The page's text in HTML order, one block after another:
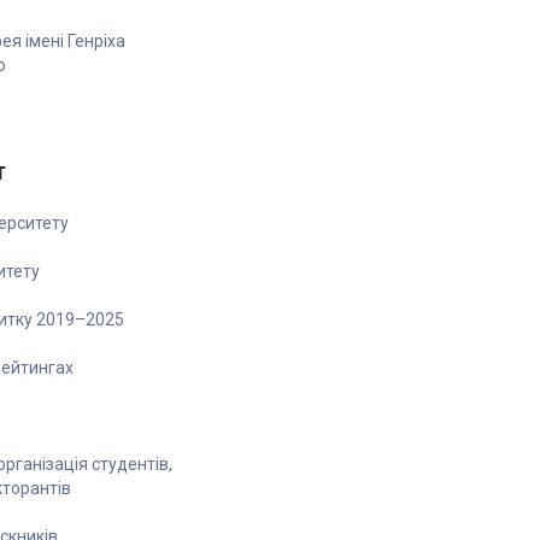
імені Генріха
2019–2025
студентів,